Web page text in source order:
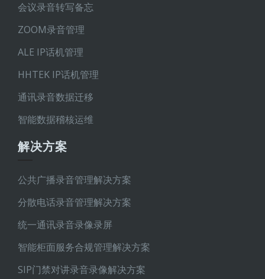
会议录音转写备忘
ZOOM录音管理
ALE IP话机管理
HHTEK IP话机管理
通讯录音数据迁移
智能数据稽核运维
解决方案
公共广播录音管理解决方案
分散电话录音管理解决方案
统一通讯录音录像录屏
智能柜面服务合规管理解决方案
SIP门禁对讲录音录像解决方案